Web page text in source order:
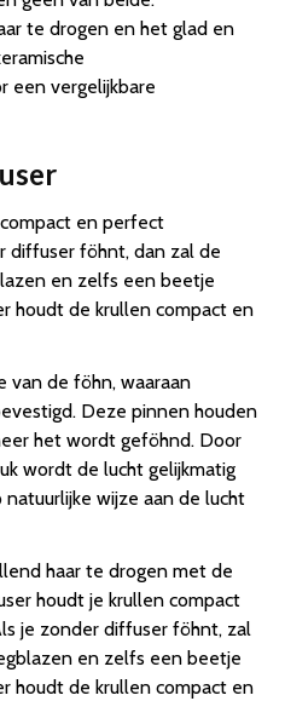
te drogen en het glad en
een vergelijkbare
en perfect
diffuser föhnt, dan zal de
en zelfs een beetje
houdt de krullen compact en
van de föhn, waaraan
Deze pinnen houden
het wordt geföhnd. Door
wordt de lucht gelijkmatig
wijze aan de lucht
haar te drogen met de
houdt je krullen compact
je zonder diffuser föhnt, zal
en zelfs een beetje
houdt de krullen compact en